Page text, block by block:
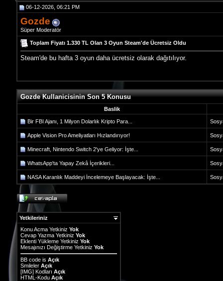
escort
gaziantep
escort
06-12-2026, 06:21 PM
Gozde
Süper Moderatör
Toplam Fiyatı 1.330 TL Olan 3 Oyun Steam'de Ücretsiz Oldu
Steam'de bu hafta 3 oyun daha ücretsiz olarak dağıtılıyor.
Gozde Kullanicisinin Son 5 Konusu
Baslik
Bir FBI Ajanı, 1 Milyon Dolarlık Kripto Para...
Apple Vision Pro Ameliyatları Hızlandırıyor!
Minecraft, Nintendo Switch 2'ye Geliyor: İşte...
WhatsApp'ta Yapay Zekâ İçerikleri...
NASA Karanlık Maddeyi İncelemeye Başlayacak: İşte...
Yetkileriniz
Konu Acma Yetkiniz Yok
Cevap Yazma Yetkiniz Yok
Eklenti Yükleme Yetkiniz Yok
Mesajınızı Değiştirme Yetkiniz Yok
BB code is Açık
Smileler Açık
[IMG] Kodları Açık
HTML-Kodu Açık